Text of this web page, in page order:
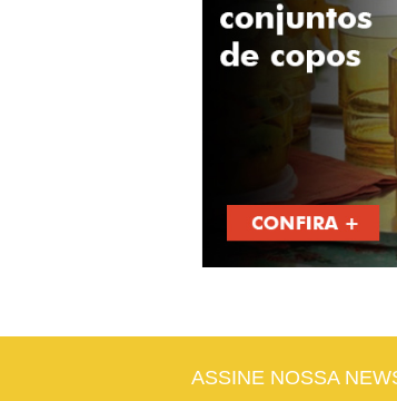
ASSINE NOSSA